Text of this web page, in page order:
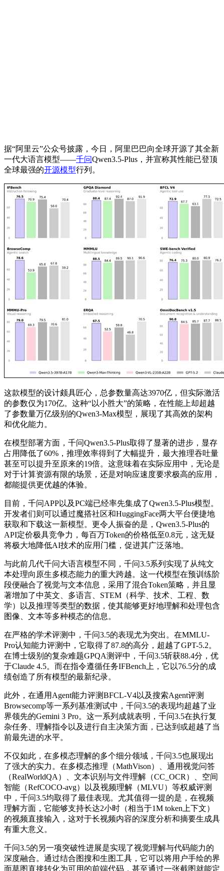
据“阿里云”公众号披露，今日，阿里巴巴向全球开源了其全新
一代大语言模型——千问Qwen3.5-Plus，并宣称其性能已登顶
全球最强的开源模型行列。
这款模型的设计颇具匠心，总参数量高达3970亿，但实际激活
的参数仅为170亿。这种“以小胜大”的策略，在性能上却超越
了参数量万亿级别的Qwen3-Max模型，展现了其高效的架构
和优化能力。
在模型部署方面，千问Qwen3.5-Plus取得了显著的进步，显存
占用降低了60%，推理效率得到了大幅提升，最大推理吞吐量
甚至可以提升至原来的19倍。这意味着在实际应用中，无论是
对于计算资源有限的场景，还是对响应速度要求极高的应用，
都能提供更优越的体验。
目前，千问APP以及PC端已经率先集成了Qwen3.5-Plus模型。
开发者们则可以通过魔搭社区和HuggingFace两大平台便捷地
获取和下载这一新模型。更令人振奋的是，Qwen3.5-Plus的
API定价极具竞争力，每百万Token的价格低至0.8元，这无疑
将极大地降低AI技术的应用门槛，促进其广泛落地。
与此前几代千问大语言模型不同，千问3.5系列实现了从纯文
本处理向原生多模态能力的重大跨越。这一代模型在预训练阶
段便融合了视觉与文本信息，采用了混合Token策略，并且显
著增加了中英文、多语言、STEM（科学、技术、工程、数
学）以及推理等类型的数据，使其能够更好地理解和处理包含
图像、文本等多种模态的信息。
在严格的学术评测中，千问3.5的表现尤为突出。在MMLU-
Pro认知能力评测中，它取得了87.8的高分，超越了GPT-5.2。
在博士级别的复杂难题GPQA测评中，千问3.5斩获88.4分，优
于Claude 4.5。而在指令遵循任务IFBench上，它以76.5分的成
绩创造了所有模型的最新纪录。
此外，在通用Agent能力评测BFCL-V4以及搜索Agent评测
Browsecomp等一系列基准测试中，千问3.5的表现均超越了业
界领先的Gemini 3 Pro。这一系列成就表明，千问3.5在执行复
杂任务、理解指令以及进行自主决策方面，已达到或超越了当
前最先进的水平。
不仅如此，在多模态理解的多个细分领域，千问3.5也展现出
了强大的实力。在多模态推理（MathVison）、通用视觉问答
（RealWorldQA）、文本识别与文件理解（CC_OCR）、空间
智能（RefCOCO-avg）以及视频理解（MLVU）等权威评测
中，千问3.5均取得了最佳表现。尤其值得一提的是，在视频
理解方面，它能够支持长达2小时（相当于1M token上下文）
的视频直接输入，这对于长视频内容的深度分析和摘要生成具
有重大意义。
千问3.5的另一项突破性进展是实现了视觉理解与代码能力的
深度融合。通过结合图搜和生图工具，它可以将用户手绘的界
面草图直接转化为可用的前端代码，甚至通过一张截图就能定